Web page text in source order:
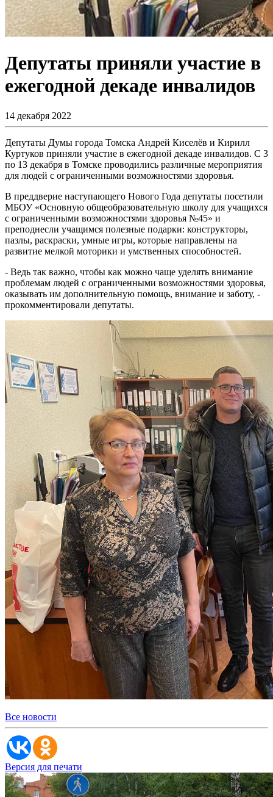
Депутаты приняли участие в
ежегодной декаде инвалидов
14 декабря 2022
Депутаты Думы города Томска Андрей Киселёв и Кирилл
Куртуков приняли участие в ежегодной декаде инвалидов. С 3
по 13 декабря в Томске проводились различные мероприятия
для людей с ограниченными возможностями здоровья.
В преддверие наступающего Нового Года депутаты посетили
МБОУ «Основную общеобразовательную школу для учащихся
с ограниченными возможностями здоровья №45» и
преподнесли учащимся полезные подарки: конструкторы,
пазлы, раскраски, умные игры, которые направлены на
развитие мелкой моторики и умственных способностей.
- Ведь так важно, чтобы как можно чаще уделять внимание
проблемам людей с ограниченными возможностями здоровья,
оказывать им дополнительную помощь, внимание и заботу, -
прокомментировали депутаты.
Все новости
Версия для печати